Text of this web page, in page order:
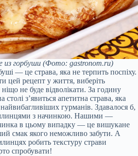
из горбуши(Фото: gastronom.ru)
— це страва, яка не терпить поспіху.
цей рецепт у життя, виберіть
не буде відволікати. За годину
столі з’явиться апетитна страва, яка
гурманів. Здавалося б,
з начинкою. Нашими —
в цьому випадку — це вишукане
смак якого неможливо забути. А
робить текстуру страви
спробувати!